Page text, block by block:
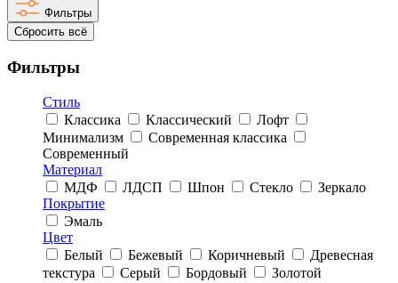
Фильтры
Сбросить всё
Фильтры
Стиль
Классика
Классический
Лофт
Минимализм
Современная классика
Современный
Материал
МДФ
ЛДСП Шпон Стекло
Зеркало
Покрытие
Эмаль
Цвет
Белый
Бежевый Коричневый
Древесная
текстура
Серый Бордовый Золотой